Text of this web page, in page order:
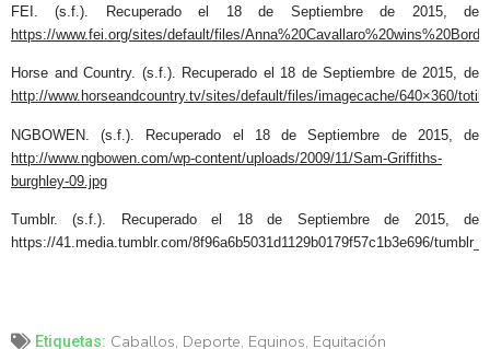
FEI. (s.f.). Recuperado el 18 de Septiembre de 2015, de
https://www.fei.org/sites/default/files/
Horse and Country. (s.f.). Recuperado el 18 de Septiembre de 2015, de
http://www.horseandcountry.tv/sites/default/files/imagecache/640×360/
NGBOWEN. (s.f.). Recuperado el 18 de Septiembre de 2015, de
http://www.ngbowen.com/wp-content/uploads/2009/11/Sam-Griffiths-
burghley-09.jpg
Tumblr. (s.f.). Recuperado el 18 de Septiembre de 2015, de
https://41.media.tumblr.com/8f96a6b5031d1129b0179f57c1b3e696/
Etiquetas: Caballos, Deporte, Equinos, Equitación